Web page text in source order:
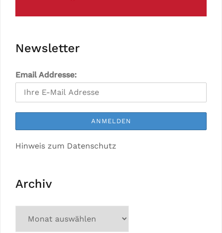
Newsletter
Email Addresse:
Hinweis zum Datenschutz
Archiv